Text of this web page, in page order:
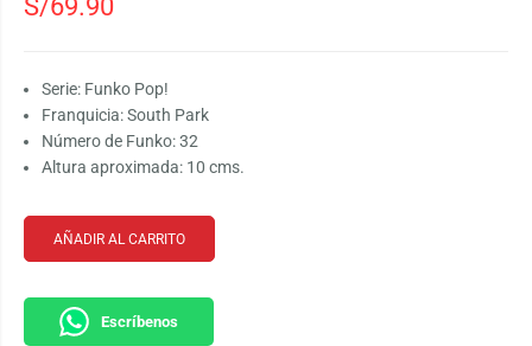
Serie: Funko Pop!
Franquicia: South Park
Número de Funko: 32
Altura aproximada: 10 cms.
AÑADIR AL CARRITO
Escríbenos